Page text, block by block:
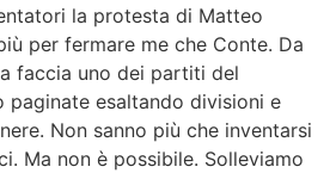
la protesta di Matteo
per fermare me che Conte. Da
faccia uno dei partiti del
paginate esaltando divisioni e
Non sanno più che inventarsi
Ma non è possibile. Solleviamo